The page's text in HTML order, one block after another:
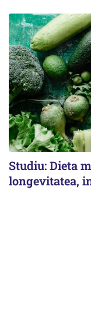
Studiu: Dieta
longevitatea,